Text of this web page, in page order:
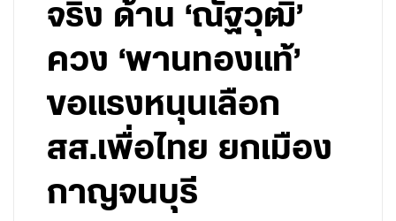
จริง ด้าน ‘ณัฐวุฒิ’
ควง ‘พานทองแท้’
ขอแรงหนุนเลือก
สส.เพื่อไทย ยกเมือง
กาญจนบุรี